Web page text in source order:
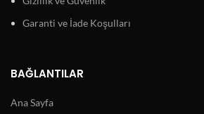
Garanti ve İade Koşulları
BAĞLANTILAR
Ana Sayfa